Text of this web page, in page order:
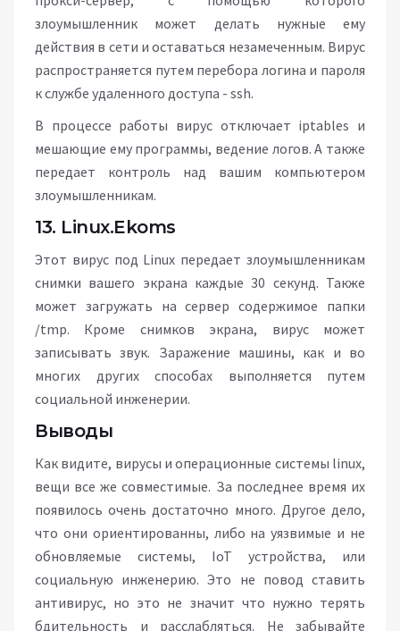
злоумышленник может делать нужные ему
действия в сети и оставаться незамеченным. Вирус
распространяется путем перебора логина и пароля
к службе удаленного доступа - ssh.
В процессе работы вирус отключает iptables и
мешающие ему программы, ведение логов. А также
передает контроль над вашим компьютером
злоумышленникам.
13. Linux.Ekoms
Этот вирус под Linux передает злоумышленникам
снимки вашего экрана каждые 30 секунд. Также
может загружать на сервер содержимое папки
/tmp. Кроме снимков экрана, вирус может
записывать звук. Заражение машины, как и во
многих других способах выполняется путем
социальной инженерии.
Выводы
Как видите, вирусы и операционные системы linux,
вещи все же совместимые. За последнее время их
появилось очень достаточно много. Другое дело,
что они ориентированны, либо на уязвимые и не
обновляемые системы, IoT устройства, или
социальную инженерию. Это не повод ставить
антивирус, но это не значит что нужно терять
бдительность и расслабляться. Не забывайте